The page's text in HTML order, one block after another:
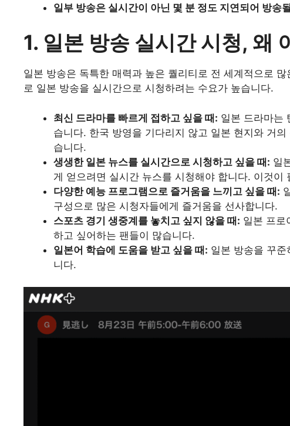
일부 방송은 실시간이 아닌 몇 분 정도 지연되어 방송
1. 일본 방송 실시간 시청, 왜
일본 방송은 독특한 매력과 높은 퀄리티로 전 세계적으로
로 일본 방송을 실시간으로 시청하려는 수요가 높습니다.
최신 드라마를 빠르게 접하고 싶을 때: 일본 드라마는
습니다. 한국 방영을 기다리지 않고 일본 현지와 거
습니다.
생생한 일본 뉴스를 실시간으로 시청하고 싶을 때: 일
게 얻으려면 실시간 뉴스를 시청해야 합니다. 이것
다양한 예능 프로그램으로 즐거움을 느끼고 싶을 때:
구성으로 많은 시청자들에게 즐거움을 선사합니다.
스포츠 경기 생중계를 놓치고 싶지 않을 때: 일본 프로
하고 싶어하는 팬들이 많습니다.
일본어 학습에 도움을 받고 싶을 때: 일본 방송을 꾸
니다.